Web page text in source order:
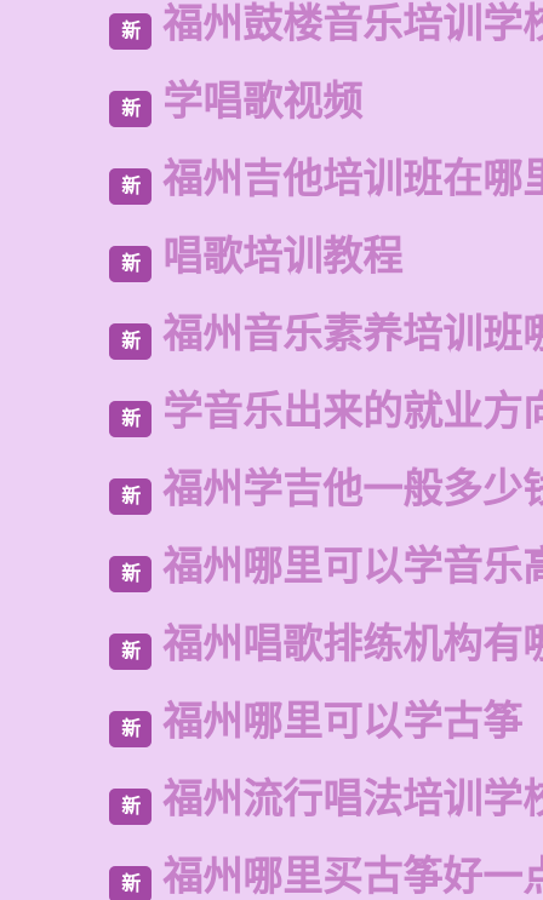
新 福州鼓楼音乐培训学
新 学唱歌视频
新 福州吉他培训班在哪
新 唱歌培训教程
新 福州音乐素养培训班
新 学音乐出来的就业方
新 福州学吉他一般多少
新 福州哪里可以学音乐
新 福州唱歌排练机构有
新 福州哪里可以学古筝
新 福州流行唱法培训学
新 福州哪里买古筝好一